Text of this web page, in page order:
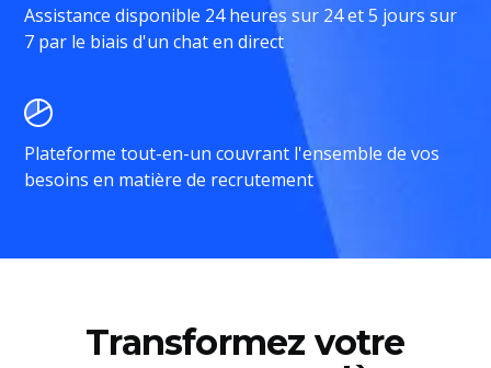
Assistance disponible 24 heures sur 24 et 5 jours sur
7 par le biais d'un chat en direct
Plateforme tout-en-un couvrant l'ensemble de vos
besoins en matière de recrutement
Transformez votre